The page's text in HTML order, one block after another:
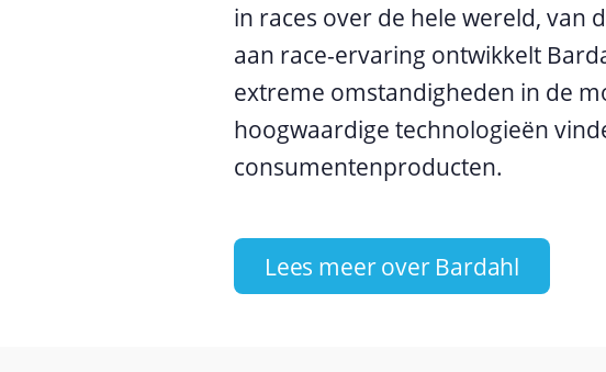
in races over de hele wereld, van
aan race-ervaring ontwikkelt
extreme omstandigheden in de
hoogwaardige technologieën
consumentenproducten.
Lees meer over Bardahl